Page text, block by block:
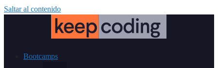
Saltar al contenido
Bootcamps